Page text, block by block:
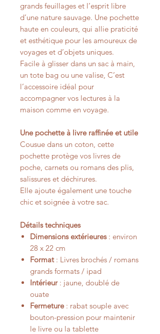
grands feuillages et l’esprit libre
d’une nature sauvage. Une pochette
haute en couleurs, qui allie praticité
et esthétique pour les amoureux de
voyages et d’objets uniques.
Facile à glisser dans un sac à main,
un tote bag ou une valise, C’est
l’accessoire idéal pour
accompagner vos lectures à la
maison comme en voyage.
Une pochette à livre raffinée et utile
Cousue dans un coton, cette
pochette protège vos livres de
poche, carnets ou romans des plis,
salissures et déchirures.
Elle ajoute également une touche
chic et soignée à votre sac.
Détails techniques
Dimensions extérieures: environ
28 x 22 cm
Format: Livres brochés / romans
grands formats / ipad
Intérieur: jaune, doublé de
ouate
Fermeture: rabat souple avec
bouton-pression pour maintenir
le livre ou la tablette